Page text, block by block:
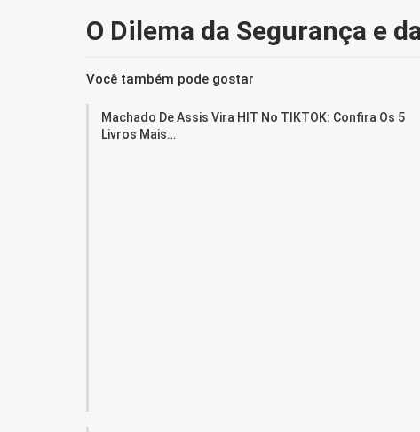
O Dilema da Segurança e
Você também pode gostar
Machado De Assis Vira HIT No TIKTOK: Confira Os 5
Livros Mais…